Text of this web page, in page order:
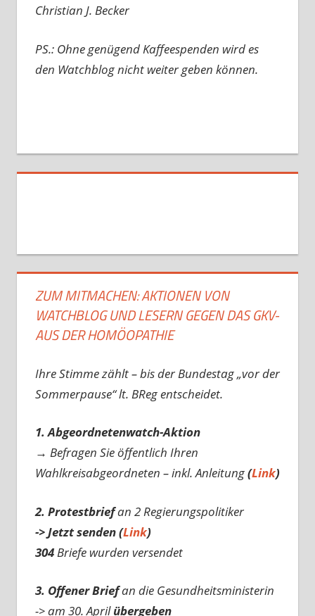
Christian J. Becker
PS.: Ohne genügend Kaffeespenden wird es
den Watchblog nicht weiter geben können.
ZUM MITMACHEN: AKTIONEN VON
WATCHBLOG UND LESERN GEGEN DAS GKV-
AUS DER HOMÖOPATHIE
Ihre Stimme zählt – bis der Bundestag „vor der
Sommerpause“ lt. BReg entscheidet.
1. Abgeordnetenwatch-Aktion
→ Befragen Sie öffentlich Ihren
Wahlkreisabgeordneten – inkl. Anleitung(Link)
2. Protestbriefan 2 Regierungspolitiker
-> Jetzt senden (Link)
304Briefe wurden versendet
3. Offener Briefan die Gesundheitsministerin
-> am 30. Aprilübergeben